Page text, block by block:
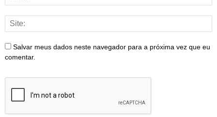
Salvar meus dados neste navegador para a próxima vez que eu
comentar.